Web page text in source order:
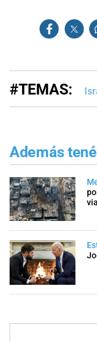
#TEMAS:
Además